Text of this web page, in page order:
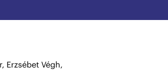
Erzsébet Végh,